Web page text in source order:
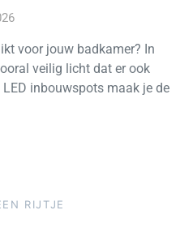
voor jouw badkamer? In
veilig licht dat er ook
inbouwspots maak je de
RIJTJE